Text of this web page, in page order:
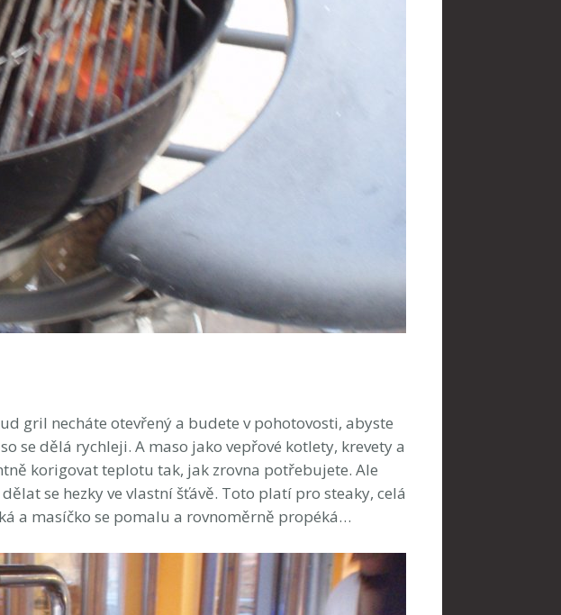
gril necháte otevřený a budete v pohotovosti, abyste
se dělá rychleji. A maso jako vepřové kotlety, krevety a
korigovat teplotu tak, jak zrovna potřebujete. Ale
se hezky ve vlastní šťávě. Toto platí pro steaky, celá
a masíčko se pomalu a rovnoměrně propéká…